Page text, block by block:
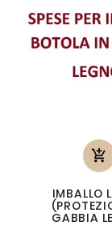

IMBALLO
GABBIA